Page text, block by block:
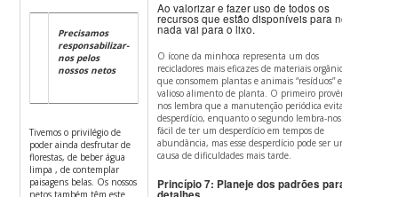
Precisamos
responsabilizar-
nos pelos
nossos netos
Tivemos o privilégio de
poder ainda desfrutar de
florestas, de beber água
limpa , de contemplar
paisagens belas. Os nossos
netos também têm este
Ao valorizar e fazer uso de todos os
recursos que estão disponíveis para nós,
nada vai para o lixo.
O ícone da minhoca representa um dos
recicladores mais eficazes de materiais orgânicos,
que consomem plantas e animais “resíduos” em
valioso alimento de planta. O primeiro provérbio
nos lembra que a manutenção periódica evita o
desperdício, enquanto o segundo lembra-nos que é
fácil de ter um desperdício em tempos de
abundância, mas esse desperdício pode ser uma
causa de dificuldades mais tarde.
Princípio 7: Planeje dos padrões para os